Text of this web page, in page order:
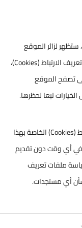
لزائر الموقع
الالكتروني رسالة بالموافقة على استخدام ملفات تعريف الارتباط (Cookies)،
تصفح الموقع
تبعا لحظرها.
يجب أن يدرك الزائر أن سياسات ملفات تعريف الارتباط (Cookies) الخاصة بهذا
في أي وقت دون تقديم
ملفات تعريف